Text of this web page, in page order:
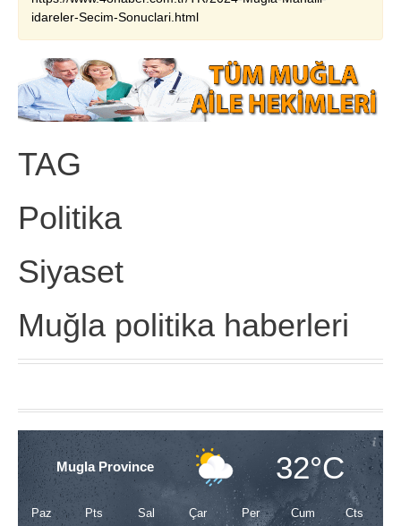
idareler-Secim-Sonuclari.html
TAG
Politika
Siyaset
Muğla politika haberleri
Mugla Province 32°C
Paz Pts Sal Çar Per Cum Cts